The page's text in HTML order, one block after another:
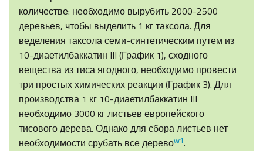
количестве: необходимо вырубить 2000-2500
деревьев, чтобы выделить 1 кг таксола. Для
веделения таксола семи-синтетическим путем из
10-диаетилбаккатин III (График 1), сходного
вещества из тиса ягодного, необходимо провести
три простых химических реакции (График 3). Для
производства 1 кг 10-диаетилбаккатин III
необходимо 3000 кг листьев европейского
тисового дерева. Однако для сбора листьев нет
необходимости срубать все деревоw1.